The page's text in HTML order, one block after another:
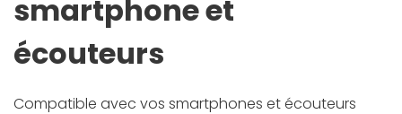
smartphone et
écouteurs
Compatible avec vos smartphones et écouteurs